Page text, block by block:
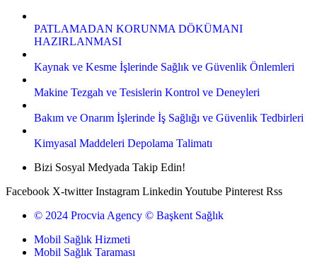
PATLAMADAN KORUNMA DÖKÜMANI
HAZIRLANMASI
Kaynak ve Kesme İşlerinde Sağlık ve Güvenlik Önlemleri
Makine Tezgah ve Tesislerin Kontrol ve Deneyleri
Bakım ve Onarım İşlerinde İş Sağlığı ve Güvenlik Tedbirleri
Kimyasal Maddeleri Depolama Talimatı
Bizi Sosyal Medyada Takip Edin!
Facebook X-twitter Instagram Linkedin Youtube Pinterest Rss
© 2024 Procvia Agency © Başkent Sağlık
Mobil Sağlık Hizmeti
Mobil Sağlık Taraması